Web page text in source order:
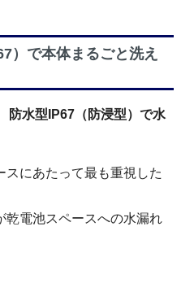
）で本体まるごと洗え
防水型IP67（防浸型）で水
にあたって最も重視した
乾電池スペースへの水漏れ